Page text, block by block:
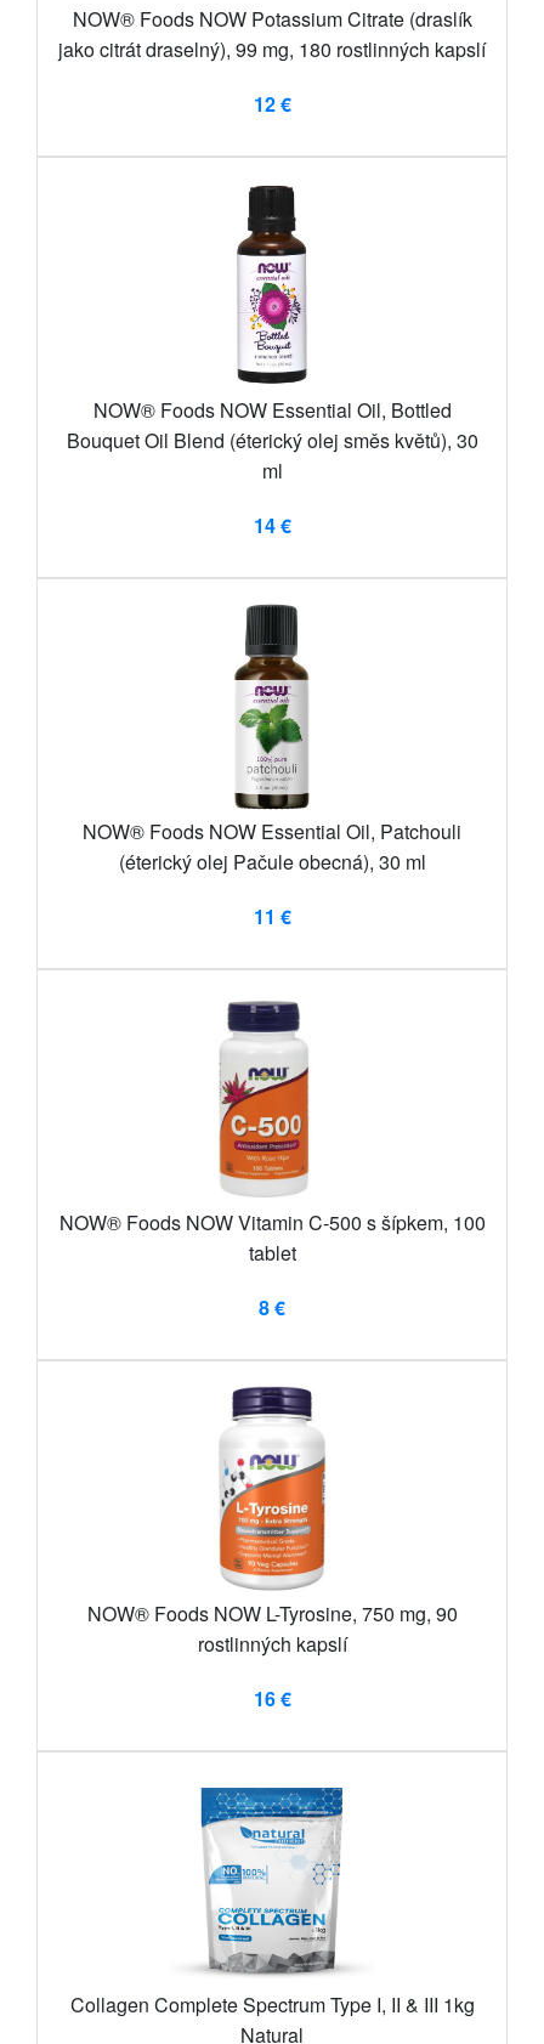
NOW® Foods NOW Potassium Citrate (draslík
jako citrát draselný), 99 mg, 180 rostlinných kapslí
12 €
NOW® Foods NOW Essential Oil, Bottled
Bouquet Oil Blend (éterický olej směs květů), 30
ml
14 €
NOW® Foods NOW Essential Oil, Patchouli
(éterický olej Pačule obecná), 30 ml
11 €
NOW® Foods NOW Vitamin C-500 s šípkem, 100
tablet
8 €
NOW® Foods NOW L-Tyrosine, 750 mg, 90
rostlinných kapslí
16 €
Collagen Complete Spectrum Type I, II & III 1kg
Natural